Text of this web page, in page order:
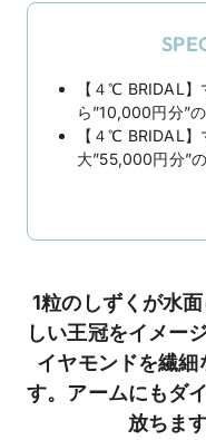
【４℃ BRIDAL
ら”10,000円分”
【４℃ BRIDAL
大”55,000円分”
1粒のしずくが水
しい王冠をイメー
イヤモンドを繊細
す。アームにもダ
放ちま